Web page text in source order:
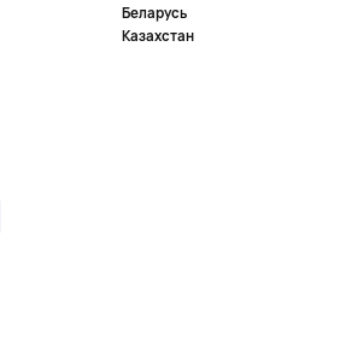
Беларусь
Казахстан